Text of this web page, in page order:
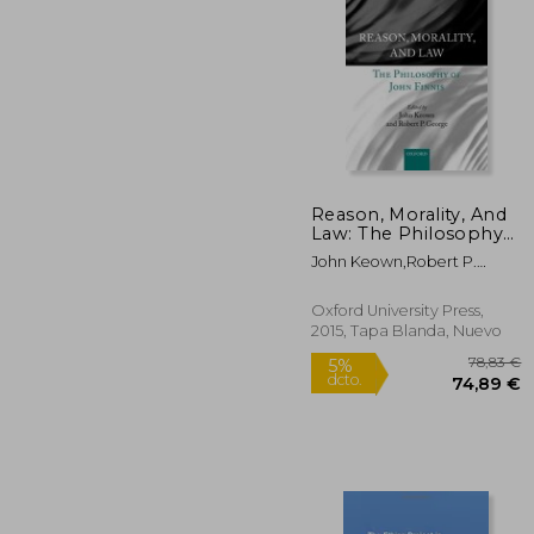
5%
dcto.
Reason, Morality, And
Law: The Philosophy
Of John Finnis (en
Inglés)
John Keown,robert P.
Oxford University Press,
2015, Tapa Blanda, Nuevo